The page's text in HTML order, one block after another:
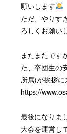
願いします
ただ、やりす
ろしくお願い
またまたです
た、卒団生の
所属)が挨拶に
https://
最後になりま
大会を運営し